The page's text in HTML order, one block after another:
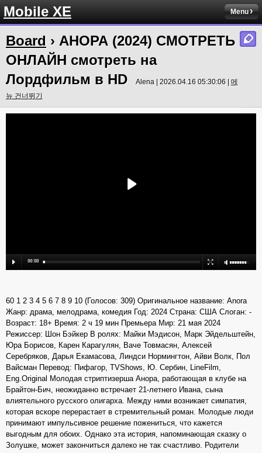
Mobile XE Menu
Board › АНОРА (2024) СМОТРЕТЬ
ОНЛАЙН смотреть на
Лордфильм в HD
Alena | 2026.04.16 05:30:06 | 메
뉴 건너뛰기
60 1 2 3 4 5 6 7 8 9 10 (Голосов: 309) Оригинальное название: Anora
Жанр: драма, мелодрама, комедия Год: 2024 Страна: США Слоган: -
Возраст: 18+ Время: 2 ч 19 мин Премьера Мир: 21 мая 2024
Режиссер: Шон Бэйкер В ролях: Майки Мэдисон, Марк Эйдельштейн,
Юра Борисов, Карен Карагулян, Ваче Товмасян, Алексей
Серебряков, Дарья Екамасова, Линдси Нормингтон, Айви Волк, Пол
Вайсман Перевод: Пифагор, TVShows, Ю. Сербин, LineFilm,
Eng.Original Молодая стриптизерша Анора, работающая в клубе на
Брайтон-Бич, неожиданно встречает 21-летнего Ивана, сына
влиятельного русского олигарха. Между ними возникает симпатия,
которая вскоре перерастает в стремительный роман. Молодые люди
принимают импульсивное решение пожениться, что кажется
выгодным для обоих. Однако эта история, напоминающая сказку о
Золушке, может закончиться далеко не так счастливо. Родители